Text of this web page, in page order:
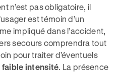
n’est pas obligatoire, il
est témoin d’un
impliqué dans l’accident,
secours comprendra tout
pour traiter d’éventuels
faible intensité. La présence